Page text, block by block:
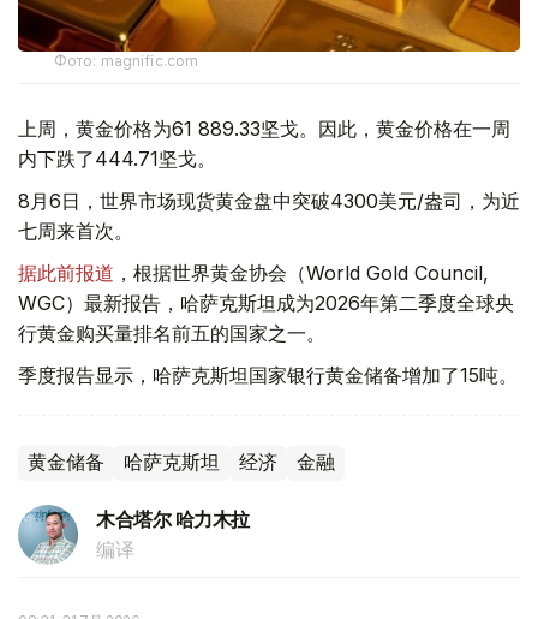
Фото: magnific.com
上周，黄金价格为61 889.33坚戈。因此，黄金价格在一周
内下跌了444.71坚戈。
8月6日，世界市场现货黄金盘中突破4300美元/盎司，为近
七周来首次。
据此前报道 ，根据世界黄金协会（World Gold Council,
WGC）最新报告，哈萨克斯坦成为2026年第二季度全球央
行黄金购买量排名前五的国家之一。
季度报告显示，哈萨克斯坦国家银行黄金储备增加了15吨。
黄金储备 哈萨克斯坦 经济 金融
木合塔尔 哈力木拉
编译